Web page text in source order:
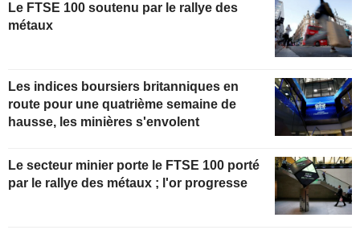
Le FTSE 100 soutenu par le rallye des
métaux
Les indices boursiers britanniques en
route pour une quatrième semaine de
hausse, les minières s'envolent
Le secteur minier porte le FTSE 100 porté
par le rallye des métaux ; l'or progresse